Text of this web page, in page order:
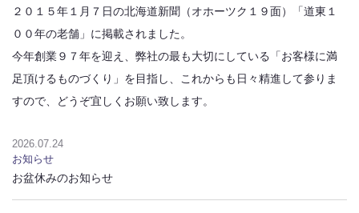
２０１５年１月７日の北海道新聞（オホーツク１９面）「道東１
００年の老舗」に掲載されました。
今年創業９７年を迎え、弊社の最も大切にしている「お客様に満
足頂けるものづくり」を目指し、これからも日々精進して参りま
すので、どうぞ宜しくお願い致します。
2026.07.24
お知らせ
お盆休みのお知らせ